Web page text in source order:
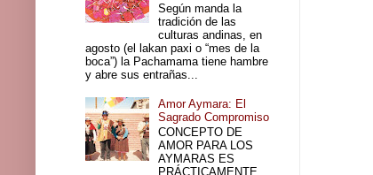
Según manda la
tradición de las
culturas andinas, en
agosto (el lakan paxi o “mes de la
boca”) la Pachamama tiene hambre
y abre sus entrañas...
Amor Aymara: El
Sagrado Compromiso
CONCEPTO DE
AMOR PARA LOS
AYMARAS ES
PRÁCTICAMENTE